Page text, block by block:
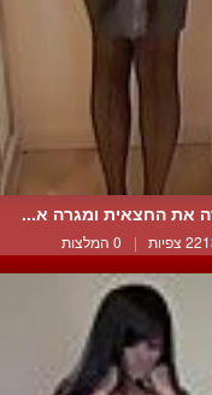
את החצאית ומגרה א...
צפיות | 0 המלצות